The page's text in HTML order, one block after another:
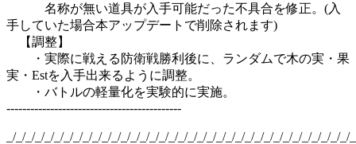
名称が無い道具が入手可能だった不具合を修正。(入
手していた場合本アップデートで削除されます)
【調整】
・実際に戦える防衛戦勝利後に、ランダムで木の実・果
実・Estを入手出来るように調整。
・バトルの軽量化を実験的に実施。
--------------------------------------------
_/_/_/_/_/_/_/_/_/_/_/_/_/_/_/_/_/_/_/_/_/_/_/_/_/_/_/_/_/_/_/_/_/_/_/